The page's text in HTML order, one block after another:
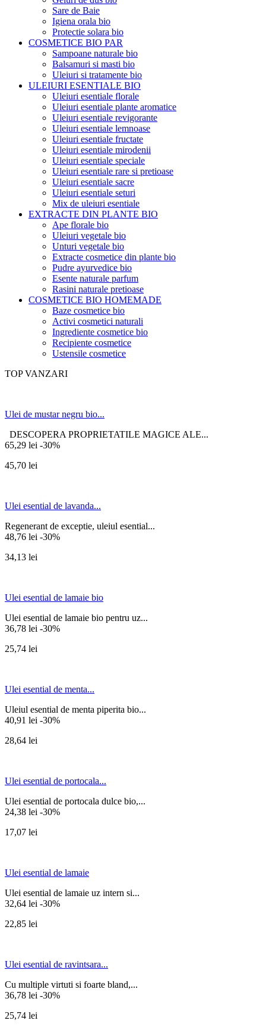
Sare de Baie
Igiena orala bio
Protectie solara bio
COSMETICE BIO PAR
Sampoane naturale bio
Balsamuri si masti bio
Uleiuri si tratamente bio
ULEIURI ESENTIALE BIO
Uleiuri esentiale florale
Uleiuri esentiale plante aromatice
Uleiuri esentiale revigorante
Uleiuri esentiale lemnoase
Uleiuri esentiale fructate
Uleiuri esentiale mirodenii
Uleiuri esentiale speciale
Uleiuri esentiale rare si pretioase
Uleiuri esentiale sacre
Uleiuri esentiale seturi
Mix de uleiuri esentiale
EXTRACTE DIN PLANTE BIO
Ape florale bio
Uleiuri vegetale bio
Unturi vegetale bio
Extracte cosmetice din plante bio
Pudre ayurvedice bio
Esente naturale parfum
Rasini naturale pretioase
COSMETICE BIO HOMEMADE
Baze cosmetice bio
Activi cosmetici naturali
Ingrediente cosmetice bio
Recipiente cosmetice
Ustensile cosmetice
TOP VANZARI
Ulei de mustar negru bio...
DESCOPERA PROPRIETATILE MAGICE ALE...
65,29 lei -30%
45,70 lei
Ulei esential de lavanda...
Regenerant de exceptie, uleiul esential...
48,76 lei -30%
34,13 lei
Ulei esential de lamaie bio
Ulei esential de lamaie bio pentru uz...
36,78 lei -30%
25,74 lei
Ulei esential de menta...
Uleiul esential de menta piperita bio...
40,91 lei -30%
28,64 lei
Ulei esential de portocala...
Ulei esential de portocala dulce bio,...
24,38 lei -30%
17,07 lei
Ulei esential de lamaie
Ulei esential de lamaie uz intern si...
32,64 lei -30%
22,85 lei
Ulei esential de ravintsara...
Cu multiple virtuti si foarte bland,...
36,78 lei -30%
25,74 lei